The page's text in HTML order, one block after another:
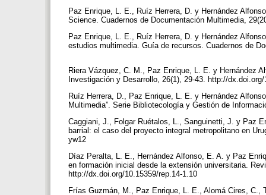
Paz Enrique, L. E., Ruíz Herrera, D. y Hernández
Science. Cuadernos de Documentación Multimedia,
Paz Enrique, L. E., Ruíz Herrera, D. y Hernández
estudios multimedia. Guía de recursos. Cuadernos de
Riera Vázquez, C. M., Paz Enrique, L. E. y Hernández
Investigación y Desarrollo, 26(1), 29-43. http://
Ruíz Herrera, D., Paz Enrique, L. E. y Hernández
Multimedia”. Serie Bibliotecología y Gestión de
Caggiani, J., Folgar Ruétalos, L., Sanguinetti, J. y Paz
barrial: el caso del proyecto integral metropolitano en
yw12
Díaz Peralta, L. E., Hernández Alfonso, E. A. y Paz
en formación inicial desde la extensión universitaria.
http://dx.doi.org/10.15359/rep.14-1.10
Frías Guzmán, M., Paz Enrique, L. E., Alomá Cires, C.,